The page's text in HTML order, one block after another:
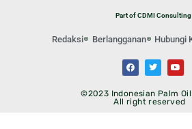
Part of CDMI Consulting
Redaksi Berlangganan Hubungi
©2023 Indonesian Palm
All right reserved